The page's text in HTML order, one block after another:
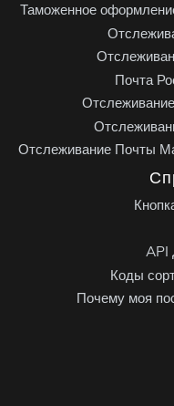
Таможенное
Почта
Отслеживание Почты
API
Коды
Почему моя